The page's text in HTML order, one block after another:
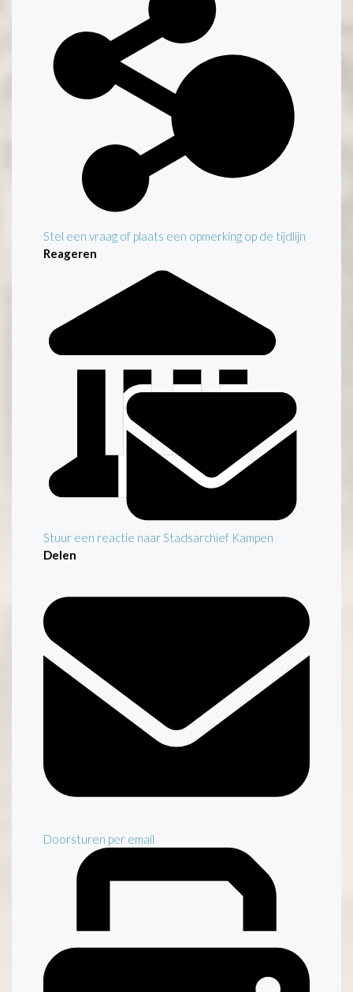
Stel een vraag of plaats een opmerking op de tijdlijn
Reageren
Stuur een reactie naar Stadsarchief Kampen
Delen
Doorsturen per email